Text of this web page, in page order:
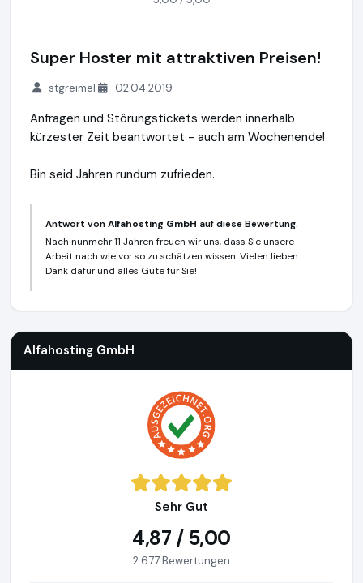
Super Hoster mit attraktiven Preisen!
stgreimel 02.04.2019
Anfragen und Störungstickets werden innerhalb
kürzester Zeit beantwortet - auch am Wochenende!
Bin seid Jahren rundum zufrieden.
Antwort vonAlfahosting GmbH auf diese Bewertung.
Nach nunmehr 11 Jahren freuen wir uns, dass Sie unsere
Arbeit nach wie vor so zu schätzen wissen. Vielen lieben
Dank dafür und alles Gute für Sie!
Alfahosting GmbH
Sehr Gut
4,87 / 5,00
2.677 Bewertungen